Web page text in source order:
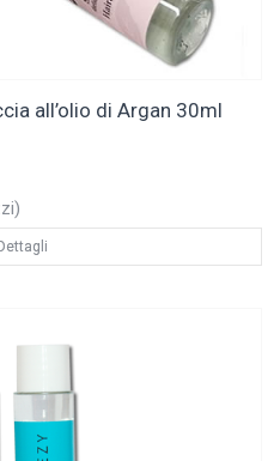
all’olio di Argan 30ml